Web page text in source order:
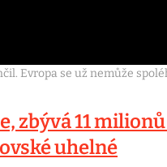
Evropa se už nemůže
zbývá 11
uhelné